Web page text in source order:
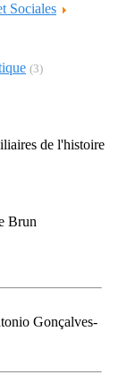
Sociales
(3)
de l'histoire
Brun
Gonçalves-